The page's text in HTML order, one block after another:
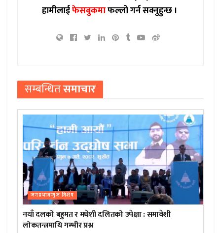
हामीलाईफेसबुकमाफल्लो गर्न सक्नुहुन्छ ।
सम्बन्धितसमाचार
जनप्रभाबन्युज विशेष
नयाँ दलको बहुमत र मधेशी दलितको उपेक्षा : समावेशी
लोकतन्त्रमाथि गम्भीर प्रश्न